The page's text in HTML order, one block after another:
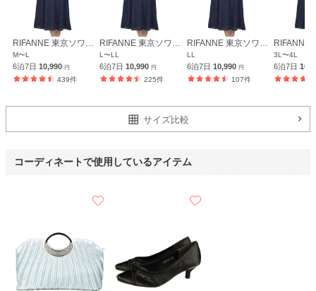
RIFANNE 東京ソワール
M〜L
6泊7日 10,990 円
439件
RIFANNE 東京ソワール
L〜LL
6泊7日10,990円
225件
RIFANNE 東京ソワール
LL
6泊7日 10,990 円
107件
3L〜4L
6泊7日
サイズ比較
コーディネートで使用しているアイテム